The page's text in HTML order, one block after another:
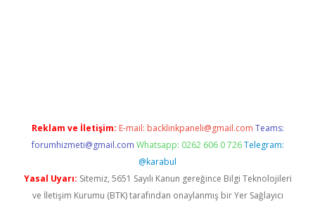
Reklam ve İletişim: E-mail: backlinkpaneli@gmail.com Teams:
forumhizmeti@gmail.com Whatsapp: 0262 606 0 726 Telegram:
@karabul
Yasal Uyarı: Sitemiz, 5651 Sayılı Kanun gereğince Bilgi Teknolojileri
ve İletişim Kurumu (BTK) tarafından onaylanmış bir Yer Sağlayıcı